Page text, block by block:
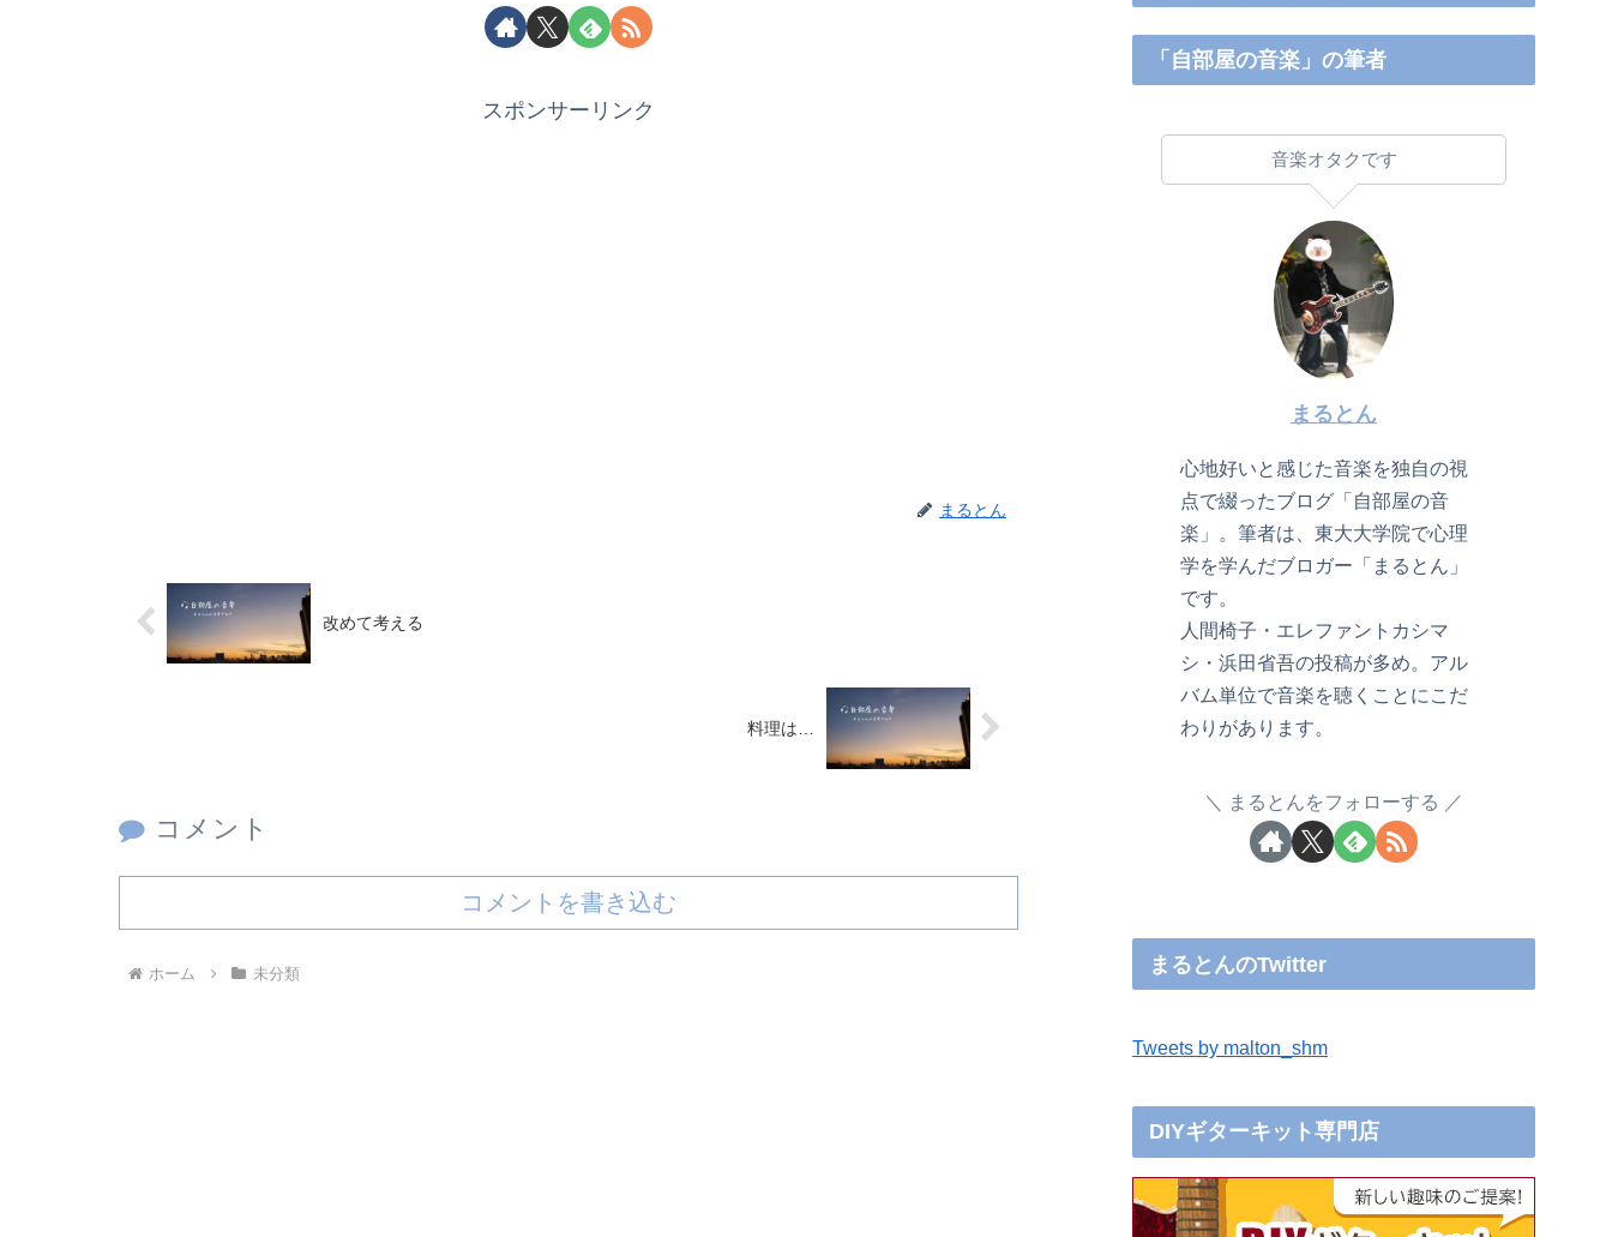
スポンサーリンク
まるとん
改めて考える
料理は…
コメント
コメントを書き込む
ホーム 未分類
「自部屋の音楽」の筆者
音楽オタクです
まるとん
心地好いと感じた音楽を独自の視
点で綴ったブログ「自部屋の音
楽」。筆者は、東大大学院で心理
学を学んだブロガー「まるとん」
です。
人間椅子・エレファントカシマ
シ・浜田省吾の投稿が多め。アル
バム単位で音楽を聴くことにこだ
わりがあります。
まるとんをフォローする
まるとんのTwitter
Tweets by malton_shm
DIYギターキット専門店